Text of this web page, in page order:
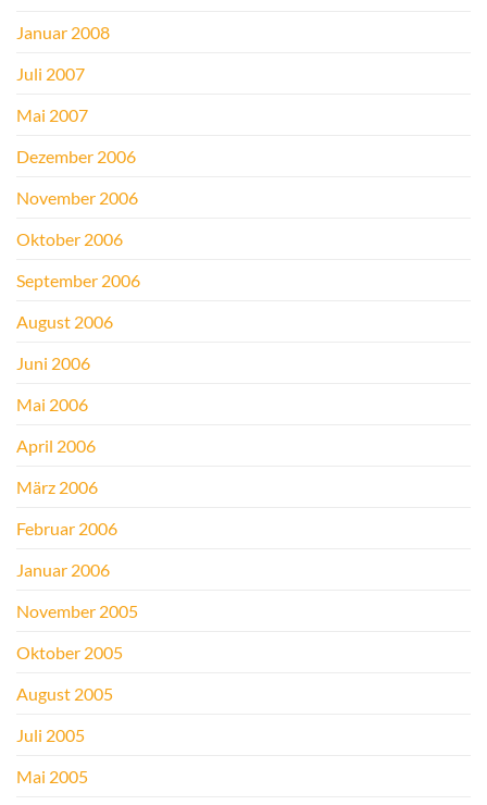
Januar 2008
Juli 2007
Mai 2007
Dezember 2006
November 2006
Oktober 2006
September 2006
August 2006
Juni 2006
Mai 2006
April 2006
März 2006
Februar 2006
Januar 2006
November 2005
Oktober 2005
August 2005
Juli 2005
Mai 2005